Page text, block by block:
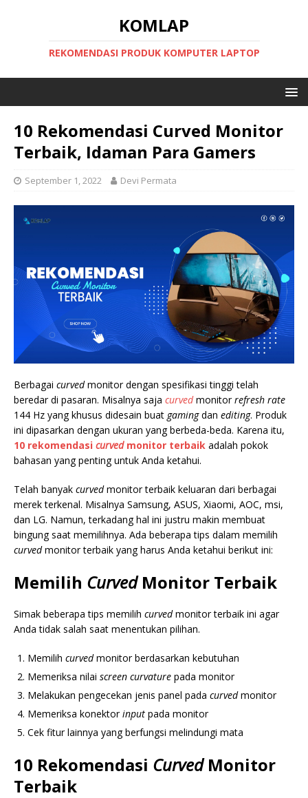
KOMLAP
REKOMENDASI PRODUK KOMPUTER LAPTOP
10 Rekomendasi Curved Monitor
Terbaik, Idaman Para Gamers
September 1, 2022 Devi Permata
Berbagai curvedmonitor dengan spesifikasi tinggi telah
beredar di pasaran. Misalnya saja curvedmonitorrefresh rate
144 Hz yang khusus didesain buat gamingdan editing. Produk
ini dipasarkan dengan ukuran yang berbeda-beda. Karena itu,
10 rekomendasi curvedmonitor terbaik adalah pokok
bahasan yang penting untuk Anda ketahui.
Telah banyak curvedmonitor terbaik keluaran dari berbagai
merek terkenal. Misalnya Samsung, ASUS, Xiaomi, AOC, msi,
dan LG. Namun, terkadang hal ini justru makin membuat
bingung saat memilihnya. Ada beberapa tips dalam memilih
curvedmonitor terbaik yang harus Anda ketahui berikut ini:
Memilih CurvedMonitor Terbaik
Simak beberapa tips memilih curvedmonitor terbaik ini agar
Anda tidak salah saat menentukan pilihan.
Memilih curvedmonitor berdasarkan kebutuhan
Memeriksa nilai screen curvature pada monitor
Melakukan pengecekan jenis panel pada curvedmonitor
Memeriksa konektorinput pada monitor
Cek fitur lainnya yang berfungsi melindungi mata
10 Rekomendasi CurvedMonitor
Terbaik